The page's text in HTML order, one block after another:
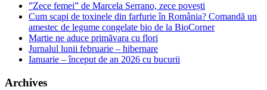
”Zece femei” de Marcela Serrano, zece povești
Cum scapi de toxinele din farfurie în România? Comandă un
amestec de legume congelate bio de la BioCorner
Martie ne aduce primăvara cu flori
Jurnalul lunii februarie – hibernare
Ianuarie – început de an 2026 cu bucurii
Archives